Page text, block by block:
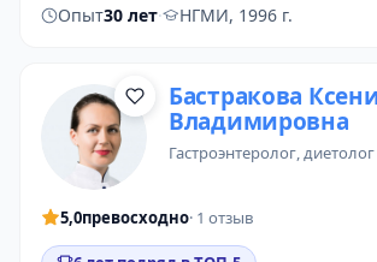
Опыт30 лет· НГМИ, 1996 г.
Бастракова
Владимировна
гастроэнтеролог,диетолог
5,0превосходно· 1 отзыв